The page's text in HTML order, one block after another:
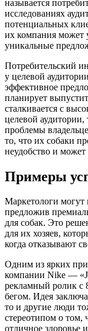
называется
исследованиях
потенциальных
их компания может
уникальные
Потребительский
у целевой
эффективное
планирует
сталкивается с
целевой аудитории,
проблемы
то, что их собаки
неудобство и может
Примеры
Маркетологи могут
предложив
для собак. Это
для их хозяев,
когда отказывают
Одним из ярких
компании Nike —
рекламный ролик с
бегом. Идея
то и другие люди
стереотипом о том,
отличное здоровье